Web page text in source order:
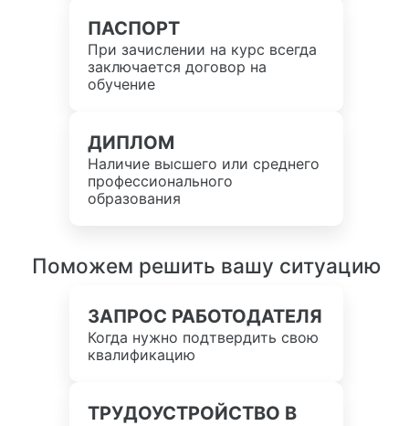
ПАСПОРТ
При зачислении на курс всегда
заключается договор на
обучение
ДИПЛОМ
Наличие высшего или среднего
профессионального
образования
Поможем решить вашу ситуацию
ЗАПРОС РАБОТОДАТЕЛЯ
Когда нужно подтвердить свою
квалификацию
ТРУДОУСТРОЙСТВО В